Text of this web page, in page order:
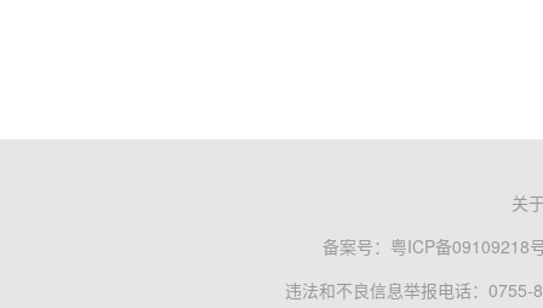
关
备案号： 粤ICP备09109218
违法和不良信息举报电话：0755-